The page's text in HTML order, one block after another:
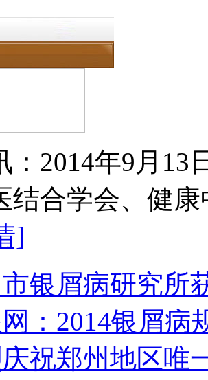
：2014年9月
结合学会、健
]
银屑病研究所
：2014银屑病
祝郑州地区唯